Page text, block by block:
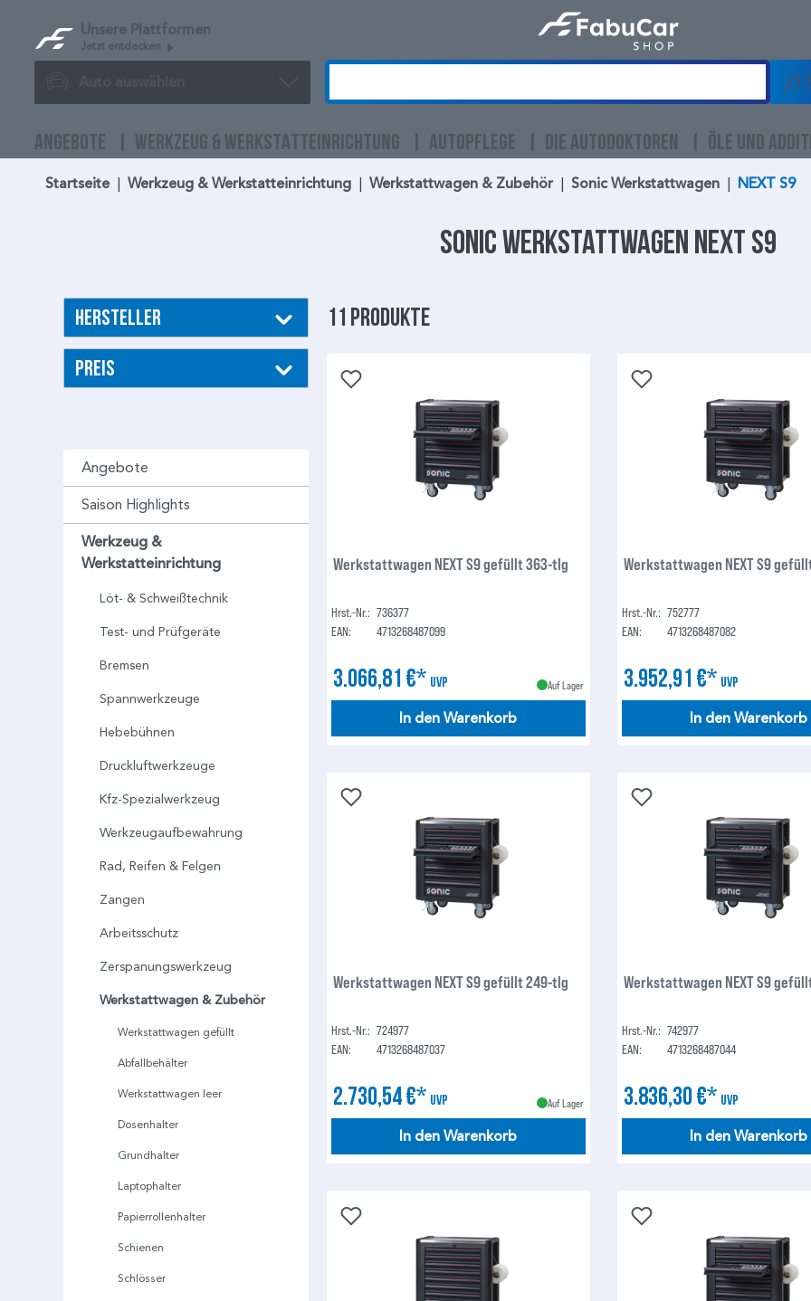
Unsere Plattformen
Jetzt entdecken
Auto auswählen
ANGEBOTE WERKZEUG & WERKSTATTEINRICHTUNG AUTOPFLEGE DIE AUTODOKTOREN ÖLE UND
Startseite Werkzeug & Werkstatteinrichtung Werkstattwagen & Zubehör Sonic Werkstattwagen NEXT S9
Sonic Werkstattwagen NEXT S9
Hersteller
Preis
Angebote
Saison Highlights
Werkzeug &
Werkstatteinrichtung
Löt- & Schweißtechnik
Test- und Prüfgeräte
Bremsen
Spannwerkzeuge
Hebebühnen
Druckluftwerkzeuge
Kfz-Spezialwerkzeug
Werkzeugaufbewahrung
Rad, Reifen & Felgen
Zangen
Arbeitsschutz
Zerspanungswerkzeug
Werkstattwagen & Zubehör
Werkstattwagen gefüllt
Abfallbehälter
Werkstattwagen leer
Dosenhalter
Grundhalter
Laptophalter
Papierrollenhalter
Schienen
Schlösser
11 Produkte
Werkstattwagen NEXT S9 gefüllt 363-tlg
Hrst.-Nr.: 736377
EAN:
4713268487099
3.066,81 €* UVP Auf Lager
In den Warenkorb
Werkstattwagen NEXT S9
Hrst.-Nr.: 752777
EAN:
4713268487082
3.952,91 €* UVP
In den Warenkorb
Werkstattwagen NEXT S9 gefüllt 249-tlg
Hrst.-Nr.: 724977
EAN:
4713268487037
2.730,54 €* UVP Auf Lager
In den Warenkorb
Werkstattwagen NEXT S9
Hrst.-Nr.: 742977
EAN:
4713268487044
3.836,30 €* UVP
In den Warenkorb